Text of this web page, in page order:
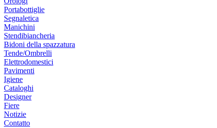
Portabottiglie
Segnaletica
Manichini
Stendibiancheria
Bidoni della spazzatura
Tende/Ombrelli
Elettrodomestici
Pavimenti
Igiene
Cataloghi
Designer
Fiere
Notizie
Contatto